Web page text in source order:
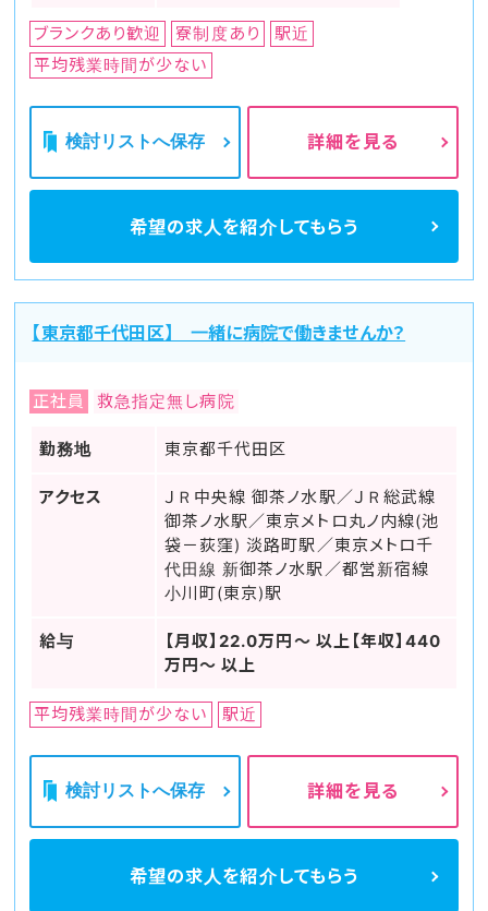
ブランクあり歓迎 寮制度あり
駅近
平均残業時間が少ない
検討リストへ保存 詳細を見る
希望の求人を紹介してもらう
【東京都千代田区】 一緒に病院で働きませんか？
正社員 救急指定無し病院
勤務地 東京都千代田区
アクセス
ＪＲ中央線 御茶ノ水駅／ＪＲ総武線
御茶ノ水駅／東京メトロ丸ノ内線(池
袋－荻窪) 淡路町駅／東京メトロ千
代田線 新御茶ノ水駅／都営新宿線
小川町(東京)駅
給与
【月収】22.0万円～ 以上【年収】440
万円～ 以上
平均残業時間が少ない 駅近
検討リストへ保存 詳細を見る
希望の求人を紹介してもらう